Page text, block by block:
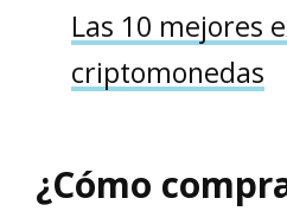
Las 10 mejores
criptomonedas
¿Cómo